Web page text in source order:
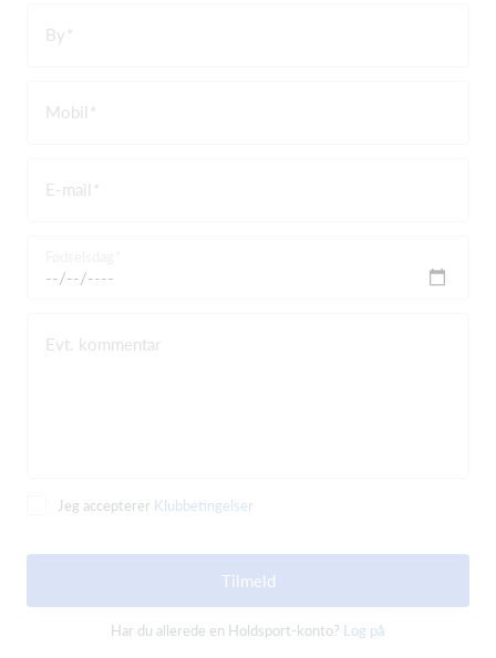
By
Mobil
E-mail
Evt. kommentar
Jeg accepterer Klubbetingelser
Tilmeld
Har du allerede en Holdsport-konto? Log på